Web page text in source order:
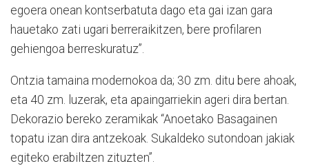
egoera onean kontserbatuta dago eta gai izan gara
hauetako zati ugari berreraikitzen, bere profilaren
gehiengoa berreskuratuz”.
Ontzia tamaina modernokoa da; 30 zm. ditu bere ahoak,
eta 40 zm. luzerak, eta apaingarriekin ageri dira bertan.
Dekorazio bereko zeramikak “Anoetako Basagainen
topatu izan dira antzekoak. Sukaldeko sutondoan jakiak
egiteko erabiltzen zituzten”.